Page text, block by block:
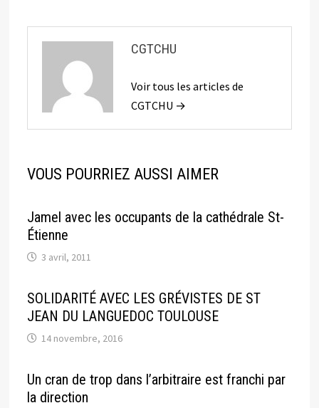
CGTCHU
Voir tous les articles de
CGTCHU →
VOUS POURRIEZ AUSSI AIMER
Jamel avec les occupants de la cathédrale St-
Étienne
3 avril, 2011
SOLIDARITÉ AVEC LES GRÉVISTES DE ST
JEAN DU LANGUEDOC TOULOUSE
14 novembre, 2016
Un cran de trop dans l’arbitraire est franchi par
la direction